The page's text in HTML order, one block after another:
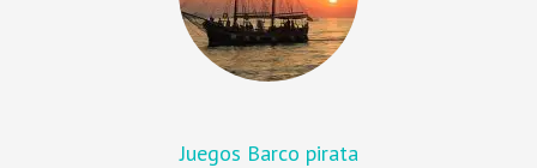
Juegos Barco pirata